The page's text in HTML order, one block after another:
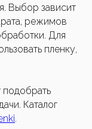
Выбор зависит
режимов
Для
пленку,
подобрать
Каталог
.